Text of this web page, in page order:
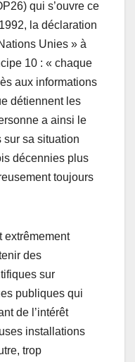
qui s’ouvre ce
la déclaration
Unies » à
10 : « chaque
aux informations
détiennent les
a ainsi le
sur sa situation
décennies plus
toujours
extrêmement
des
sur
publiques qui
de l’intérêt
installations
trop